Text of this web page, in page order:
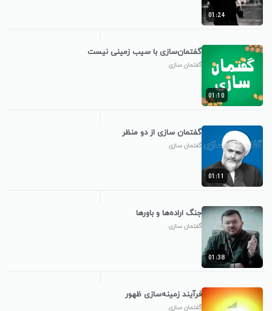
01:24
01:10
گفتمان‌سازی با سیب زمینی نیست
گفتمان سازی
01:11
گفتمان سازی از دو منظر
گفتمان سازی
01:38
جنگ اراده‌ها و باورها
گفتمان سازی
فرآیند زمینه‌سازی ظهور
گفتمان سازی